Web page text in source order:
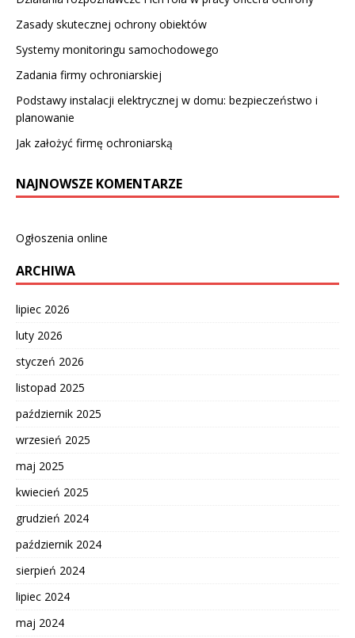
Zasady skutecznej ochrony obiektów
Systemy monitoringu samochodowego
Zadania firmy ochroniarskiej
Podstawy instalacji elektrycznej w domu: bezpieczeństwo i
planowanie
Jak założyć firmę ochroniarską
NAJNOWSZE KOMENTARZE
Ogłoszenia online
ARCHIWA
lipiec 2026
luty 2026
styczeń 2026
listopad 2025
październik 2025
wrzesień 2025
maj 2025
kwiecień 2025
grudzień 2024
październik 2024
sierpień 2024
lipiec 2024
maj 2024